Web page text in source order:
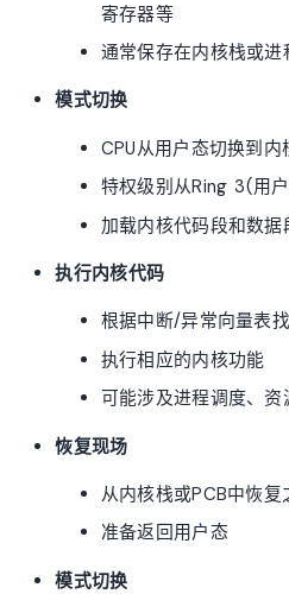
寄存器等
通常保存在内核栈或
模式切换
CPU从用户态切换到内
特权级别从Ring 3(用
加载内核代码段和数据
执行内核代码
根据中断/异常向量表
执行相应的内核功能
可能涉及进程调度、资
恢复现场
从内核栈或PCB中恢
准备返回用户态
模式切换